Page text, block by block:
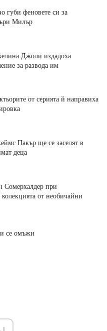
губи феновете си за
Милър
Джоли издадоха
за развода им
от серията й направиха
Пакър ще се заселят в
деца
при
колекцията от необичайни
се омъжи